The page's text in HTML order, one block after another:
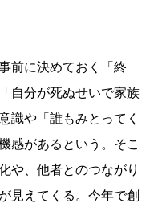
前に決めておく「終
自分が死ぬせいで家族
識や「誰もみとってく
感があるという。そこ
や、他者とのつながり
見えてくる。今年で創